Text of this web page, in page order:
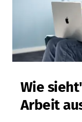
Wie
Arbeit